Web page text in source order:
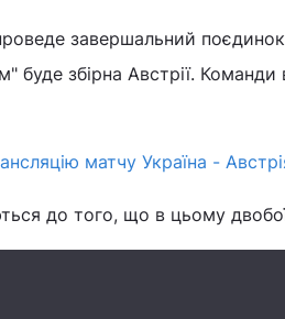
завершальний
буде збірна Австрії.
матчу Україна -
до того, що в цьому двобої